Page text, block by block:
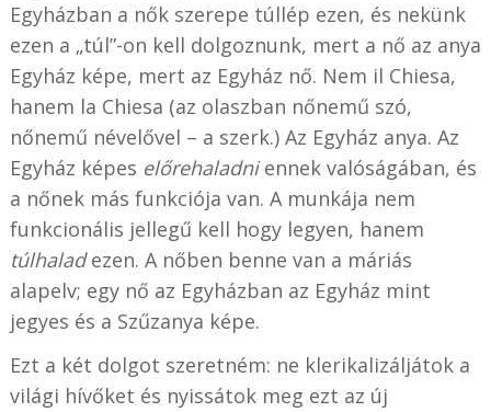
Egyházban a nők szerepe túllép ezen, és nekünk
ezen a „túl”-on kell dolgoznunk, mert a nő az anya
Egyház képe, mert az Egyház nő. Nem il Chiesa,
hanem la Chiesa (az olaszban nőnemű szó,
nőnemű névelővel – a szerk.) Az Egyház anya. Az
Egyház képes előrehaladniennek valóságában, és
a nőnek más funkciója van. A munkája nem
funkcionális jellegű kell hogy legyen, hanem
túlhaladezen. A nőben benne van a máriás
alapelv; egy nő az Egyházban az Egyház mint
jegyes és a Szűzanya képe.
Ezt a két dolgot szeretném: ne klerikalizáljátok a
világi hívőket és nyissátok meg ezt az új